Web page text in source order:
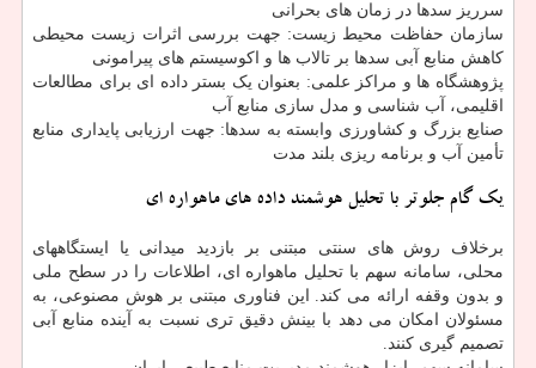
سرریز سدها در زمان های بحرانی
سازمان حفاظت محیط زیست: جهت بررسی اثرات زیست محیطی
کاهش منابع آبی سدها بر تالاب ها و اکوسیستم های پیرامونی
پژوهشگاه ها و مراکز علمی: بعنوان یک بستر داده ای برای مطالعات
اقلیمی، آب شناسی و مدل سازی منابع آب
صنایع بزرگ و کشاورزی وابسته به سدها: جهت ارزیابی پایداری منابع
تأمین آب و برنامه ریزی بلند مدت
یک گام جلوتر با تحلیل هوشمند داده های ماهواره ای
برخلاف روش های سنتی مبتنی بر بازدید میدانی یا ایستگاههای
محلی، سامانه سهم با تحلیل ماهواره ای، اطلاعات را در سطح ملی
و بدون وقفه ارائه می کند. این فناوری مبتنی بر هوش مصنوعی، به
مسئولان امکان می دهد با بینش دقیق تری نسبت به آینده منابع آبی
تصمیم گیری کنند.